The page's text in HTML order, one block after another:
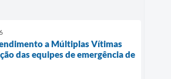
a Múltiplas Vítimas
das equipes de emergência de